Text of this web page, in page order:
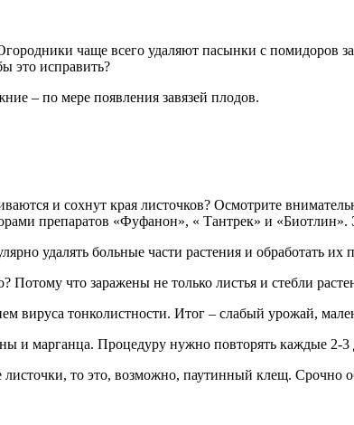
чаще всего удаляют пасынки с помидоров
это исправить?
– по мере появления завязей плодов.
и сохнут края листочков? Осмотрите
препаратов «Фуфанон», « Тантрек» и «Биотлин».
удалять больные части растения и обработать
Потому что заражены не только листья и стебли
вируса тонколистности. Итог – слабый урожай,
марганца. Процедуру нужно повторять каждые 2-3
то это, возможно, паутинный клещ. Срочно